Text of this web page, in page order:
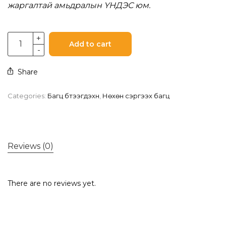
жаргалтай амьдралын ҮНДЭС юм.
Add to cart
Share
Categories: Багц бүтээгдэхүүн Нөхөн сэргээх багц
Reviews (0)
There are no reviews yet.